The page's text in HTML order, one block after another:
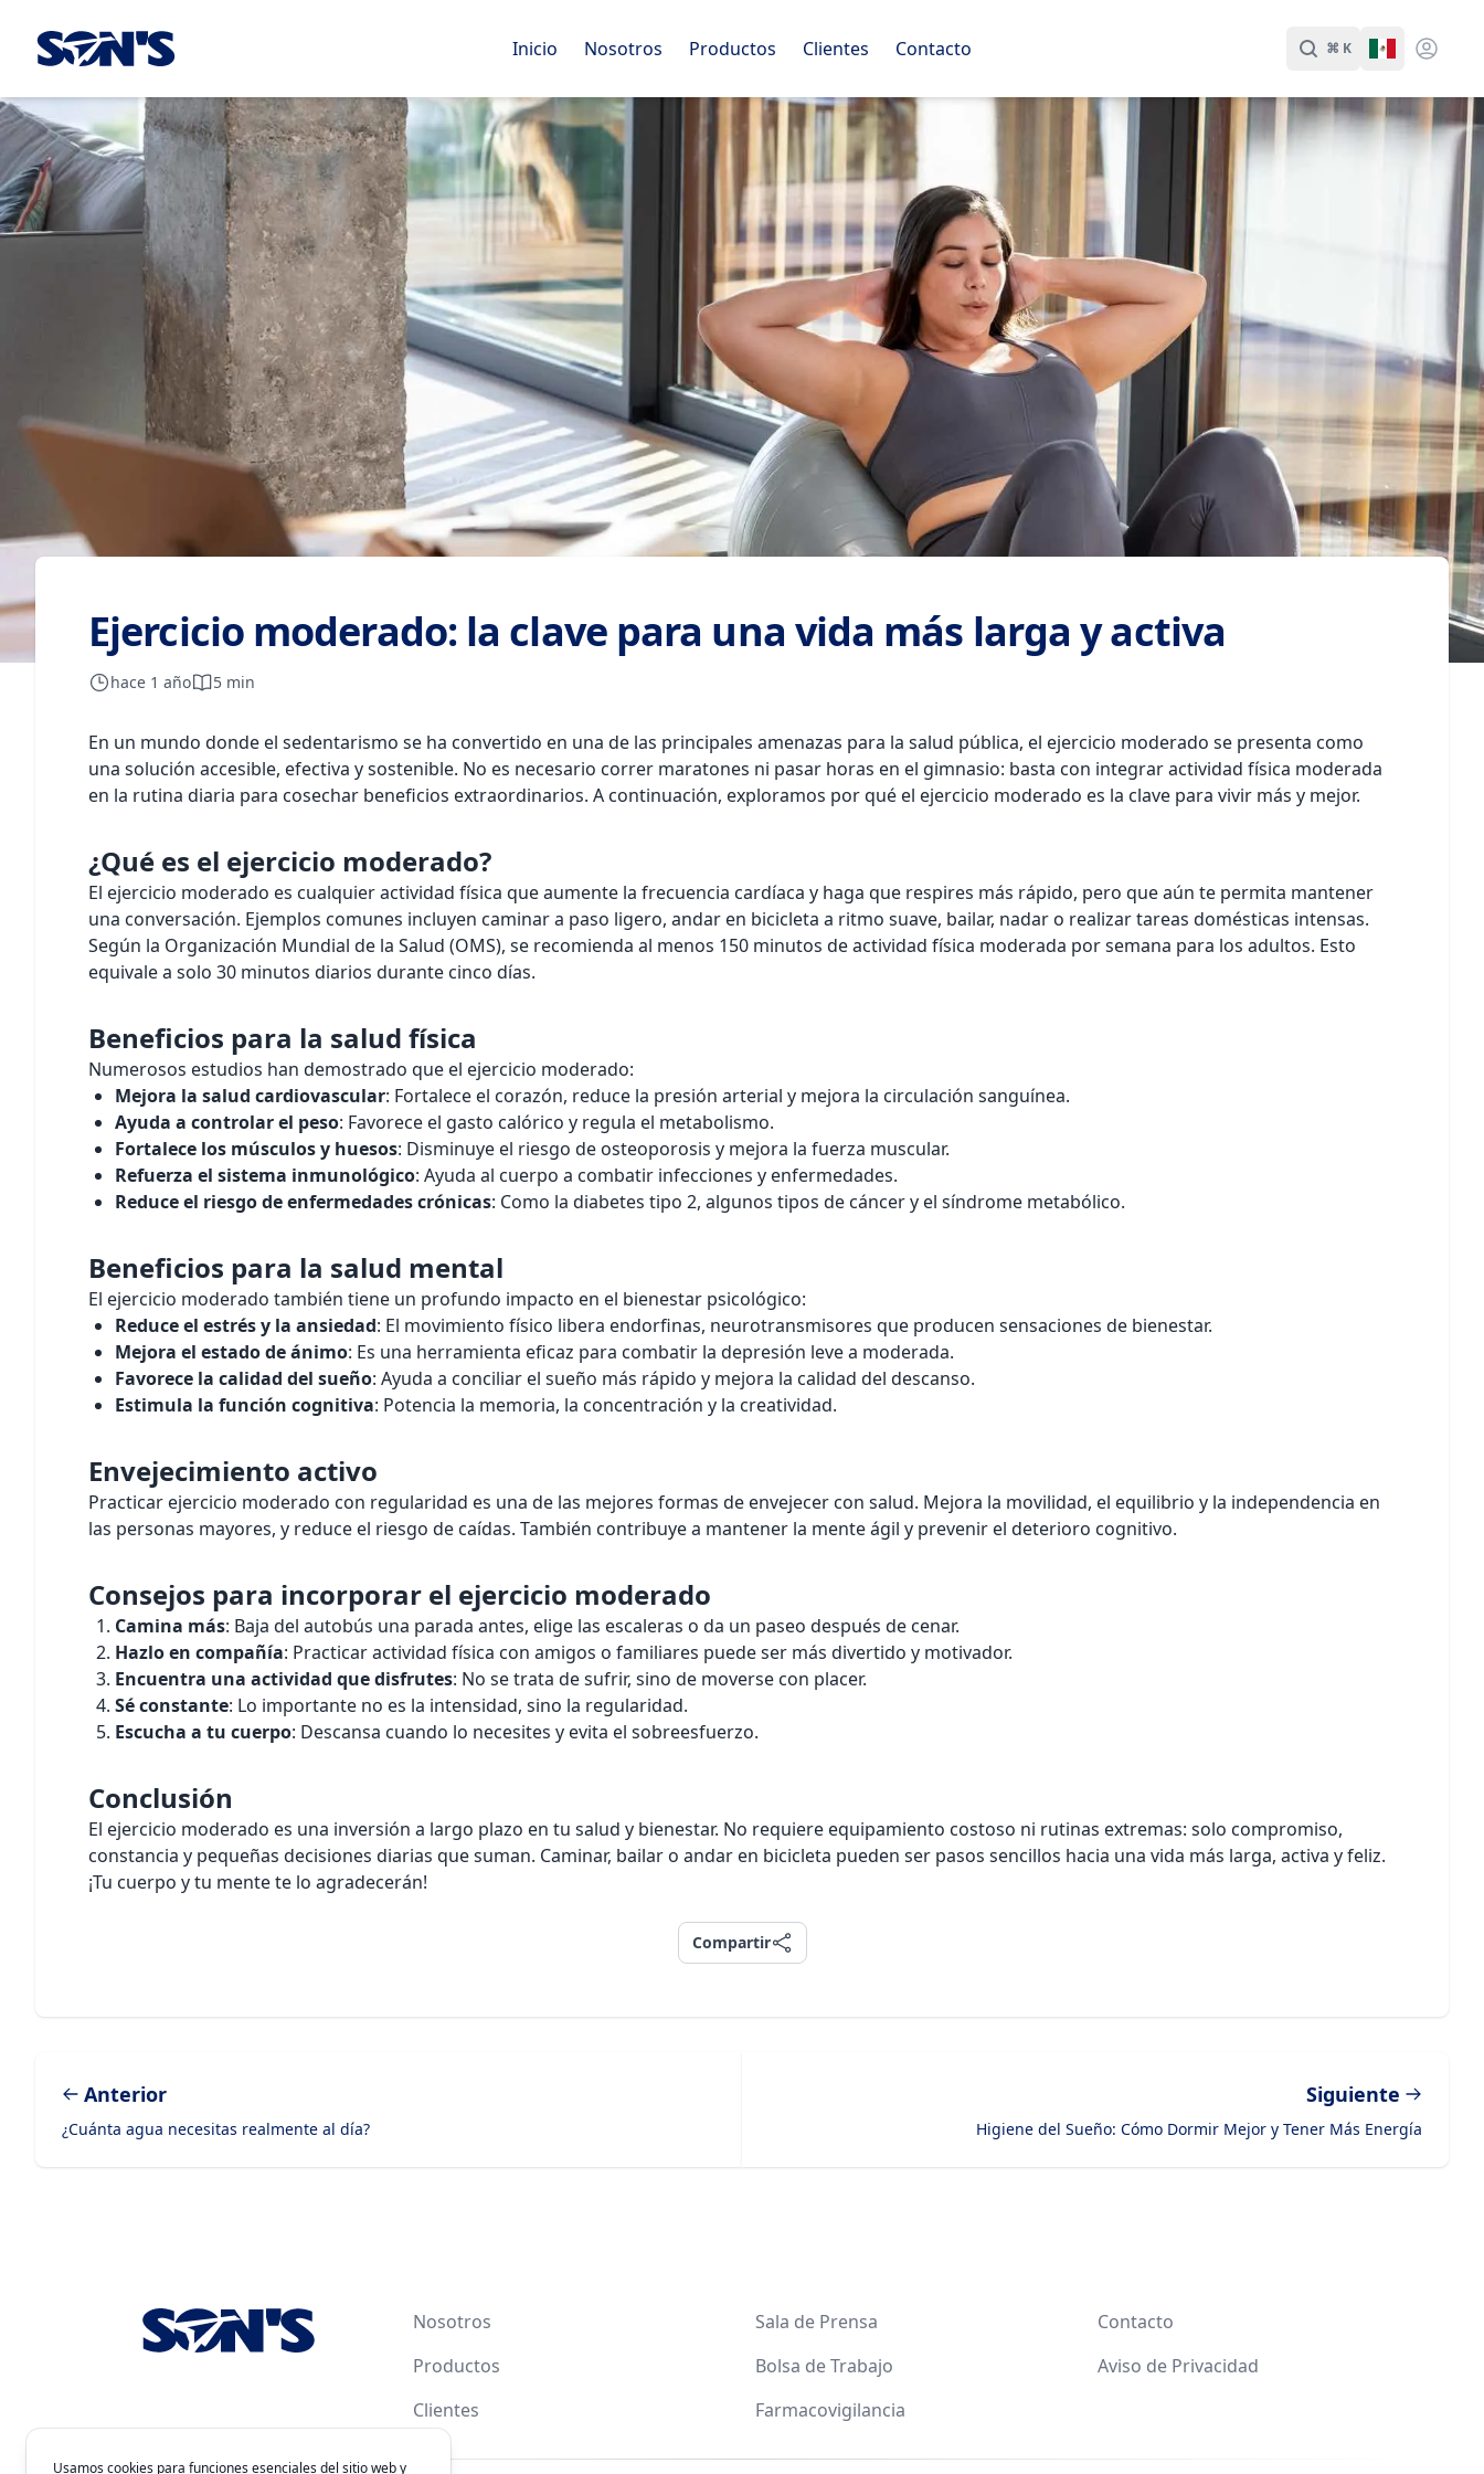
Laboratorios Química Son's Inicio Nosotros Productos Clientes Contacto Buscar
⌘ K Cambiar
Ejercicio moderado: la clave para una vida más larga y activa
hace 1 año 5 min
En un mundo donde el sedentarismo se ha convertido en una de las principales amenazas para la salud pública, el ejercicio moderado se presenta como
una solución accesible, efectiva y sostenible. No es necesario correr maratones ni pasar horas en el gimnasio: basta con integrar actividad física moderada
en la rutina diaria para cosechar beneficios extraordinarios. A continuación, exploramos por qué el ejercicio moderado es la clave para vivir más y mejor.
¿Qué es el ejercicio moderado?
El ejercicio moderado es cualquier actividad física que aumente la frecuencia cardíaca y haga que respires más rápido, pero que aún te permita mantener
una conversación. Ejemplos comunes incluyen caminar a paso ligero, andar en bicicleta a ritmo suave, bailar, nadar o realizar tareas domésticas intensas.
Según la Organización Mundial de la Salud (OMS), se recomienda al menos 150 minutos de actividad física moderada por semana para los adultos. Esto
equivale a solo 30 minutos diarios durante cinco días.
Beneficios para la salud física
Numerosos estudios han demostrado que el ejercicio moderado:
Mejora la salud cardiovascular: Fortalece el corazón, reduce la presión arterial y mejora la circulación sanguínea.
Ayuda a controlar el peso: Favorece el gasto calórico y regula el metabolismo.
Fortalece los músculos y huesos: Disminuye el riesgo de osteoporosis y mejora la fuerza muscular.
Refuerza el sistema inmunológico: Ayuda al cuerpo a combatir infecciones y enfermedades.
Reduce el riesgo de enfermedades crónicas: Como la diabetes tipo 2, algunos tipos de cáncer y el síndrome metabólico.
Beneficios para la salud mental
El ejercicio moderado también tiene un profundo impacto en el bienestar psicológico:
Reduce el estrés y la ansiedad: El movimiento físico libera endorfinas, neurotransmisores que producen sensaciones de bienestar.
Mejora el estado de ánimo: Es una herramienta eficaz para combatir la depresión leve a moderada.
Favorece la calidad del sueño: Ayuda a conciliar el sueño más rápido y mejora la calidad del descanso.
Estimula la función cognitiva: Potencia la memoria, la concentración y la creatividad.
Envejecimiento activo
Practicar ejercicio moderado con regularidad es una de las mejores formas de envejecer con salud. Mejora la movilidad, el equilibrio y la independencia en
las personas mayores, y reduce el riesgo de caídas. También contribuye a mantener la mente ágil y prevenir el deterioro cognitivo.
Consejos para incorporar el ejercicio moderado
Camina más: Baja del autobús una parada antes, elige las escaleras o da un paseo después de cenar.
Hazlo en compañía: Practicar actividad física con amigos o familiares puede ser más divertido y motivador.
Encuentra una actividad que disfrutes: No se trata de sufrir, sino de moverse con placer.
Sé constante: Lo importante no es la intensidad, sino la regularidad.
Escucha a tu cuerpo: Descansa cuando lo necesites y evita el sobreesfuerzo.
Conclusión
El ejercicio moderado es una inversión a largo plazo en tu salud y bienestar. No requiere equipamiento costoso ni rutinas extremas: solo compromiso,
constancia y pequeñas decisiones diarias que suman. Caminar, bailar o andar en bicicleta pueden ser pasos sencillos hacia una vida más larga, activa y feliz.
¡Tu cuerpo y tu mente te lo agradecerán!
Compartir
Compartir
Anterior
¿Cuánta agua necesitas realmente al día?
Siguiente
Higiene del Sueño: Cómo Dormir Mejor y Tener Más Energía
Nosotros
Productos
Clientes
Sala de Prensa
Bolsa de Trabajo
Farmacovigilancia
Contacto
Aviso de Privacidad
Usamos cookies para funciones esenciales del sitio web y